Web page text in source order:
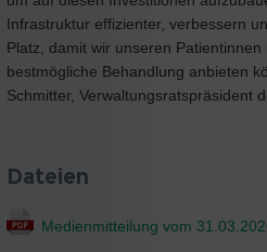
Infrastruktur effizienter, verbessern
Platz, damit wir unseren
bestmögliche Behandlung anbieten
Schmitter, Verwaltungsratspräsident
Dateien
Medienmitteilung vom